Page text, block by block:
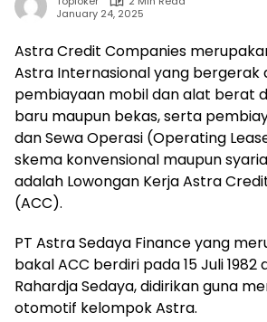
January 24, 2025
Astra Credit Companies
Astra Internasional yang bergerak
pembiayaan mobil dan alat berat
baru maupun bekas, serta
dan Sewa Operasi (Operating
skema konvensional maupun
adalah Lowongan Kerja Astra
(ACC).
PT Astra Sedaya Finance yang
bakal ACC berdiri pada 15 Juli 1982
Rahardja Sedaya, didirikan guna
otomotif kelompok Astra.